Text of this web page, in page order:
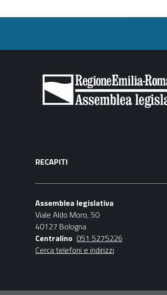
RECAPITI
Assemblea legislativa
Viale Aldo Moro, 50
40127 Bologna
Centralino 051 5275226
Cerca telefoni e indirizzi